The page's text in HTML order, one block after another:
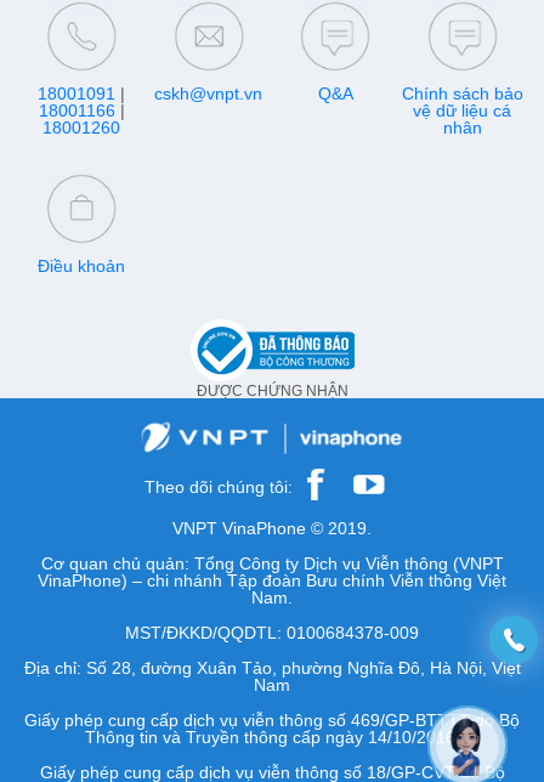
18001091 |
18001166|
18001260
cskh@vnpt.vn Q&A
Chính sách bảo
vệ dữ liệu cá
nhân
Điều khoản
ĐƯỢC CHỨNG NHẬN
Theo dõi chúng tôi:
VNPT VinaPhone © 2019.
Cơ quan chủ quản: Tổng Công ty Dịch vụ Viễn thông (VNPT
VinaPhone) – chi nhánh Tập đoàn Bưu chính Viễn thông Việt
Nam.
MST/ĐKKD/QQDTL: 0100684378-009
Địa chỉ: Số 28, đường Xuân Tảo, phường Nghĩa Đô, Hà Nội, Việt
Nam
Giấy phép cung cấp dịch vụ viễn thông số 469/GP-BTTTT do Bộ
Thông tin và Truyền thông cấp ngày 14/10/2016.
Giấy phép cung cấp dịch vụ viễn thông số 18/GP-CVT do Bộ